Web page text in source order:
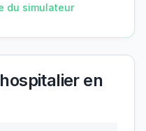
du simulateur
en